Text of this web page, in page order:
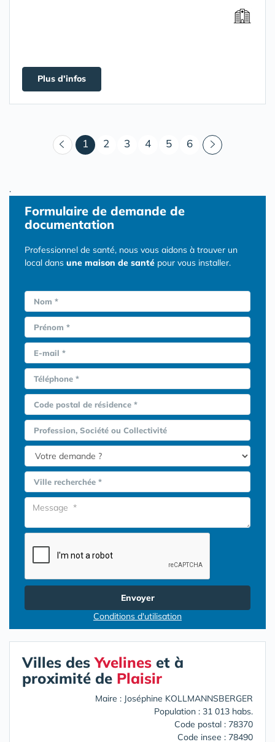
Plus d'infos
1 (courant)
2 3 4 5 6
.
Formulaire de demande de
documentation
Professionnel de santé, nous vous aidons à trouver un
local dans une maison de santé pour vous installer.
Nom *
Prénom *
E-mail *
Téléphone *
Code postal de résidence *
Profession, Société ou Collectivité
Ville recherchée *
Envoyer
Conditions d'utilisation
Villes desYvelines et à
proximité de Plaisir
Maire : Joséphine KOLLMANNSBERGER
Population : 31 013 habs.
Code postal : 78370
Code insee : 78490